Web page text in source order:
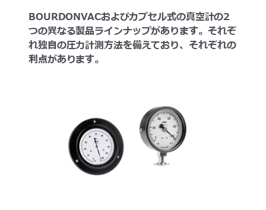
BOURDONVACおよびカプセル式の真空計の2
つの異なる製品ラインナップがあります。それぞ
れ独自の圧力計測方法を備えており、それぞれの
利点があります。